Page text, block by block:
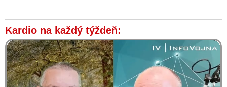
Kardio na každý týždeň: